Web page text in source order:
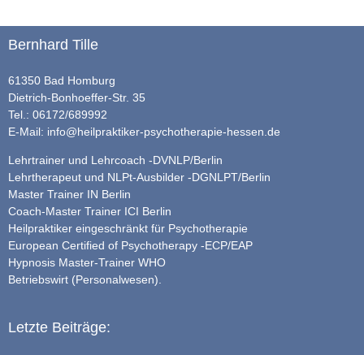
Bernhard Tille
61350 Bad Homburg
Dietrich-Bonhoeffer-Str. 35
Tel.: 06172/689992
E-Mail: info@heilpraktiker-psychotherapie-hessen.de
Lehrtrainer und Lehrcoach -DVNLP/Berlin
Lehrtherapeut und NLPt-Ausbilder -DGNLPT/Berlin
Master Trainer IN Berlin
Coach-Master Trainer ICI Berlin
Heilpraktiker eingeschränkt für Psychotherapie
European Certified of Psychotherapy -ECP/EAP
Hypnosis Master-Trainer WHO
Betriebswirt (Personalwesen).
Letzte Beiträge: